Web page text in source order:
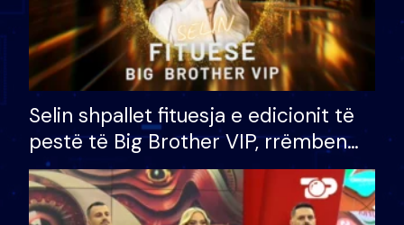
Selin shpallet fituesja e edicionit të
pestë të Big Brother VIP, rrëmben
çmimin e madh prej 100 mijë eurosh